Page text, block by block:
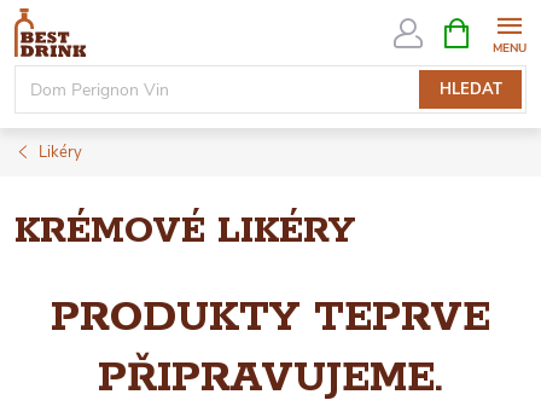
Přejít
obsah
HLEDAT
NÁKUPNÍ
KOŠÍK
Likéry
KRÉMOVÉ LIKÉRY
PRODUKTY TEPRVE
PŘIPRAVUJEME.